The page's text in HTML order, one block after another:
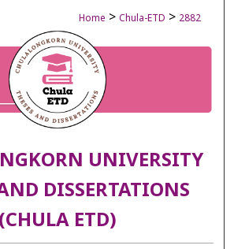
Home > Chula-ETD > 2882
UNIVERSITY
DISSERTATIONS
(CHULA ETD)